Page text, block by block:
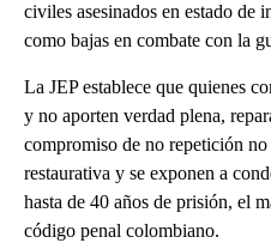
civiles asesinados en estado de
como bajas en combate con la
La JEP establece que quienes
y no aporten verdad plena,
compromiso de no repetición
restaurativa y se exponen a
hasta de 40 años de prisión, el
código penal colombiano.